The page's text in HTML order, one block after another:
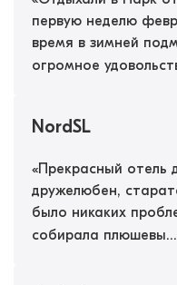
первую неделю
время в зимней
огромное
NordSL
«Прекрасный отель
дружелюбен,
было никаких
собирала плюшевы...